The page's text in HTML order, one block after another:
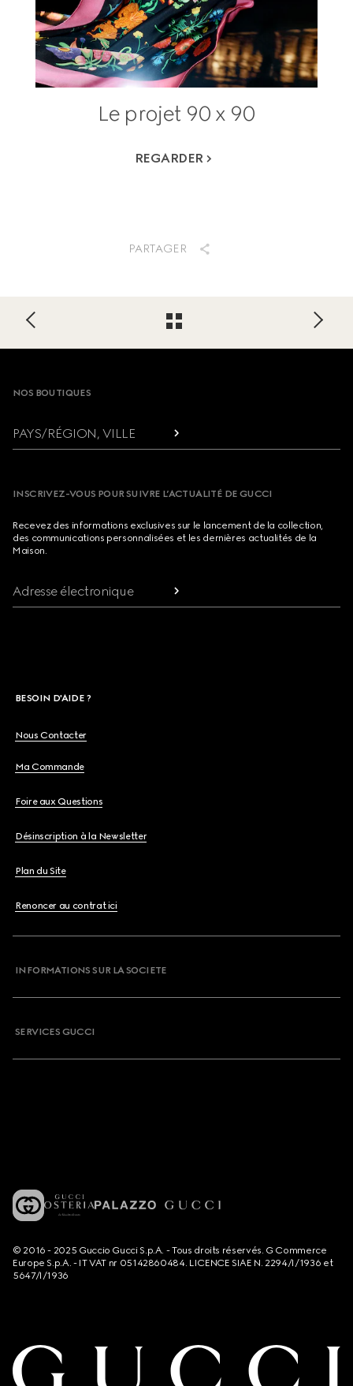
Le projet 90 x 90
REGARDER
PARTAGER
Footer
NOS BOUTIQUES
PAYS/RÉGION, VILLE
INSCRIVEZ-VOUS POUR SUIVRE L’ACTUALITÉ DE GUCCI
Recevez des informations exclusives sur le lancement de la collection,
des communications personnalisées et les dernières actualités de la
Maison.
Adresse électronique
BESOIN D'AIDE ?
Nous Contacter
Ma Commande
Foire aux Questions
Désinscription à la Newsletter
Plan du Site
Renoncer au contrat ici
INFORMATIONS SUR LA SOCIETE
SERVICES GUCCI
© 2016 - 2025 Guccio Gucci S.p.A. - Tous droits réservés. G Commerce
Europe S.p.A. - IT VAT nr 05142860484. LICENCE SIAE N. 2294/I/1936 et
5647/I/1936